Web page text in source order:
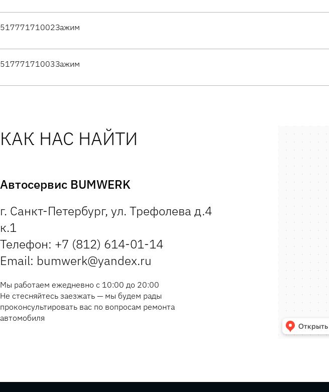
51777171002Зажим
51777171003Зажим
КАК НАС НАЙТИ
Автосервис BUMWERK
г. Санкт-Петербург, ул. Трефолева д.4
к.1
Телефон: +7 (812) 614-01-14
Email: bumwerk@yandex.ru
Мы работаем ежедневно с 10:00 до 20:00
Не стесняйтесь заезжать — мы будем рады
проконсультировать вас по вопросам ремонта
автомобиля